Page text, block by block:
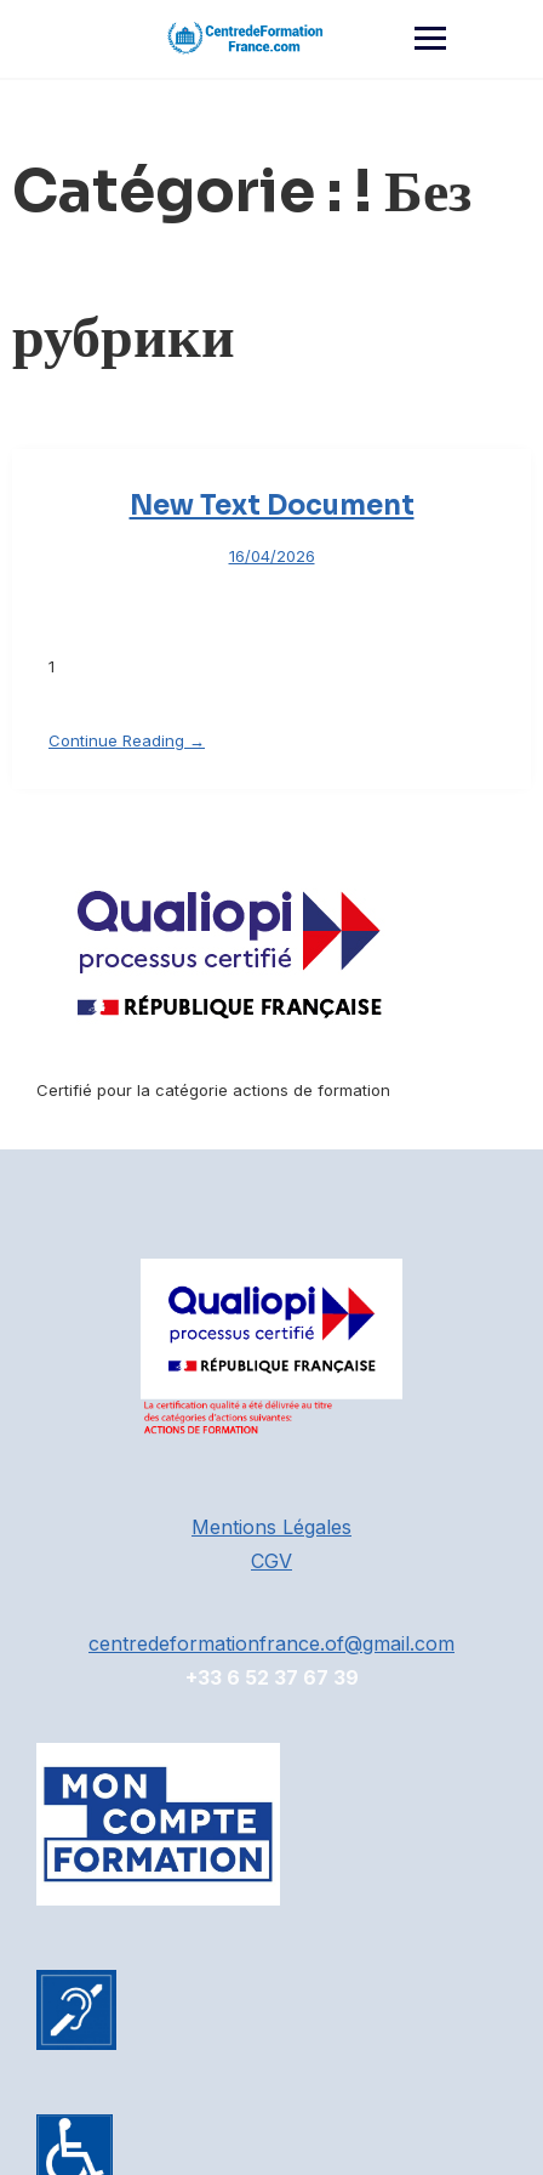
Catégorie : ! Без
рубрики
New Text Document
16/04/2026
1
Continue Reading →
Certifié pour la catégorie actions de formation
Mentions Légales
CGV
centredeformationfrance.of@gmail.com
+33 6 52 37 67 39